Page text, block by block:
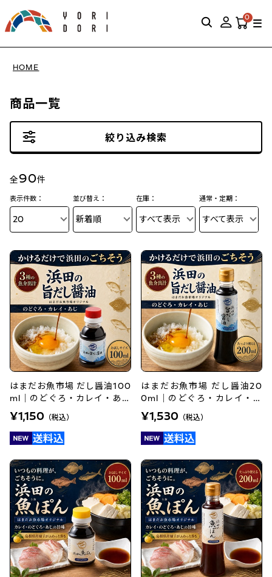
0
HOME
商品一覧
絞り込み検索
全90件
表示件数：
20
並び替え：
新着順
在庫：
すべて表示
通常・定期：
すべて表示
はまだお魚市場 だし醤油100
ml｜のどぐろ・カレイ・あじ
の旨味詰まった出汁醤油
¥1,150 （税込）
はまだお魚市場 だし醤油20
0ml｜のどぐろ・カレイ・あ
じの旨味詰まった出汁醤油
¥1,530 （税込）